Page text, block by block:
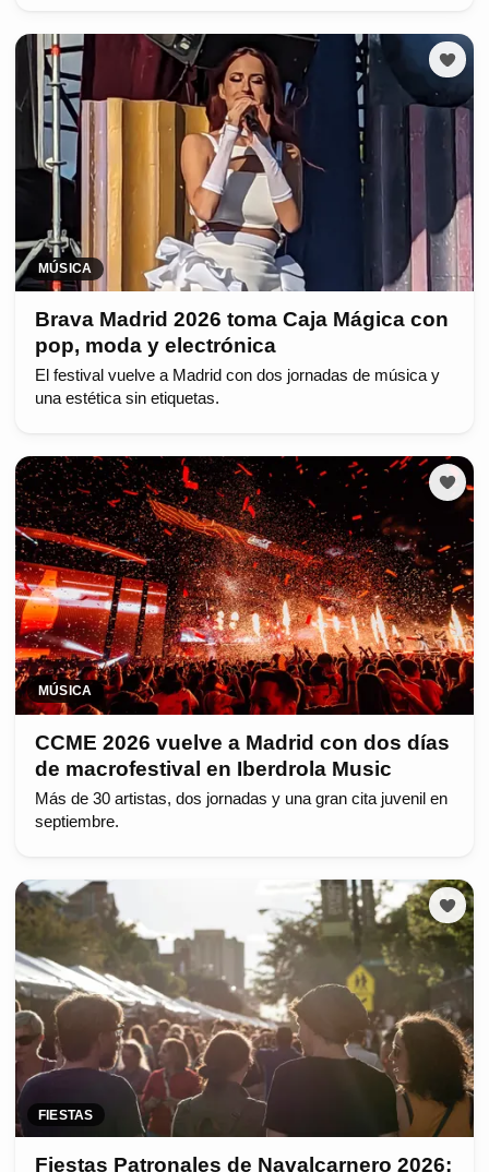
MÚSICA
Brava Madrid 2026 toma Caja Mágica con
pop, moda y electrónica
El festival vuelve a Madrid con dos jornadas de música y
una estética sin etiquetas.
MÚSICA
CCME 2026 vuelve a Madrid con dos días
de macrofestival en Iberdrola Music
Más de 30 artistas, dos jornadas y una gran cita juvenil en
septiembre.
FIESTAS
Fiestas Patronales de Navalcarnero 2026: